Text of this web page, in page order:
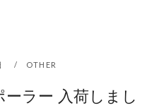
OTHER
ラー 入荷しまし